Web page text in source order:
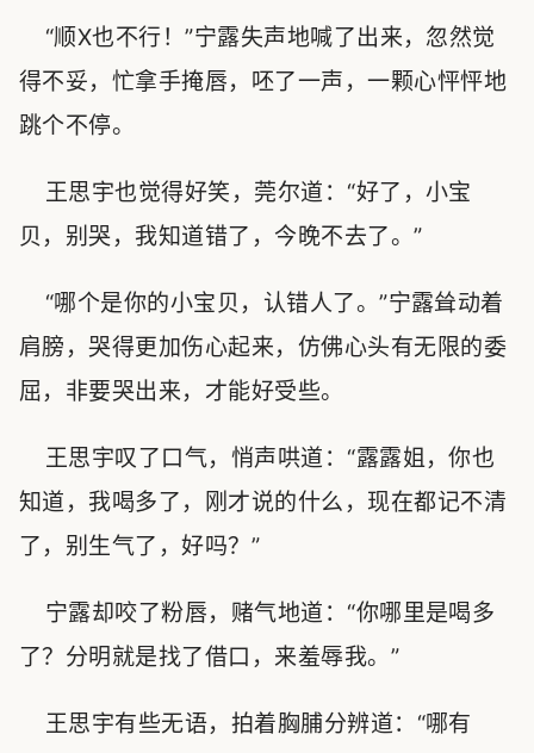
“顺X也不行！”宁露失声地喊了出来，忽然觉
得不妥，忙拿手掩唇，呸了一声，一颗心怦怦地
跳个不停。
王思宇也觉得好笑，莞尔道：“好了，小宝
贝，别哭，我知道错了，今晚不去了。”
“哪个是你的小宝贝，认错人了。”宁露耸动着
肩膀，哭得更加伤心起来，仿佛心头有无限的委
屈，非要哭出来，才能好受些。
王思宇叹了口气，悄声哄道：“露露姐，你也
知道，我喝多了，刚才说的什么，现在都记不清
了，别生气了，好吗？”
宁露却咬了粉唇，赌气地道：“你哪里是喝多
了？分明就是找了借口，来羞辱我。”
王思宇有些无语，拍着胸脯分辨道：“哪有